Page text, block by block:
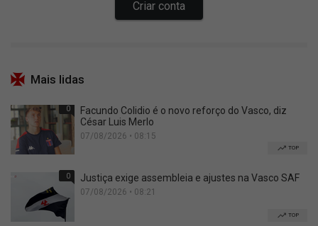
Mais lidas
0
Facundo Colidio é o novo reforço do Vasco, diz
César Luis Merlo
07/08/2026 • 08:15
TOP
0 Justiça exige assembleia e ajustes na Vasco SAF
07/08/2026 • 08:21
TOP